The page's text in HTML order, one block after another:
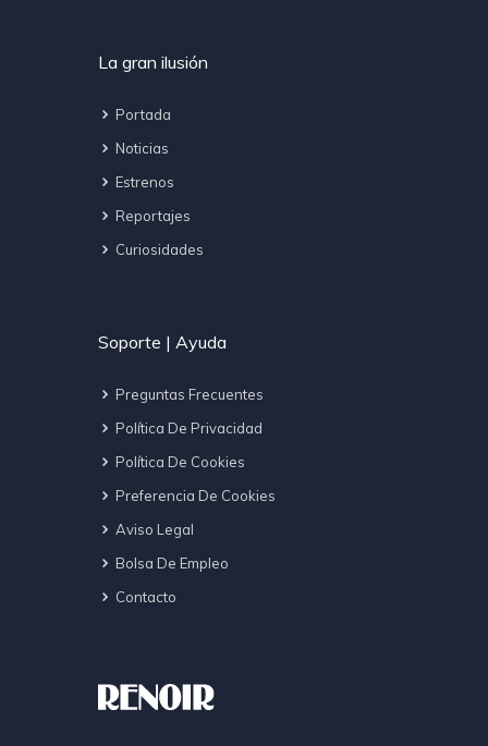
La gran ilusión
Portada
Noticias
Estrenos
Reportajes
Curiosidades
Soporte | Ayuda
Preguntas Frecuentes
Política De Privacidad
Política De Cookies
Preferencia De Cookies
Aviso Legal
Bolsa De Empleo
Contacto